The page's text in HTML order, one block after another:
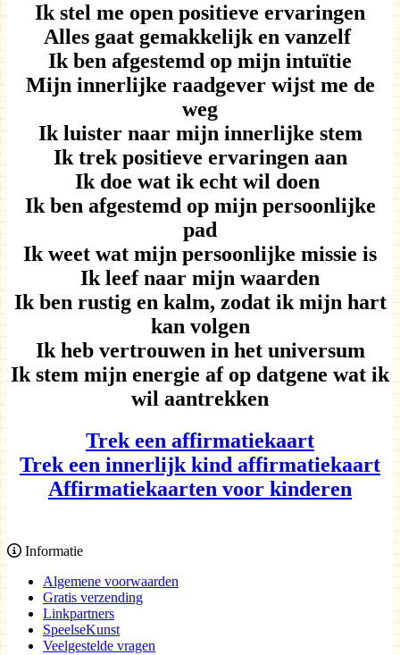
Ik stel me open positieve ervaringen
Alles gaat gemakkelijk en vanzelf
Ik ben afgestemd op mijn intuïtie
Mijn innerlijke raadgever wijst me de
weg
Ik luister naar mijn innerlijke stem
Ik trek positieve ervaringen aan
Ik doe wat ik echt wil doen
Ik ben afgestemd op mijn persoonlijke
pad
Ik weet wat mijn persoonlijke missie is
Ik leef naar mijn waarden
Ik ben rustig en kalm, zodat ik mijn hart
kan volgen
Ik heb vertrouwen in het universum
Ik stem mijn energie af op datgene wat ik
wil aantrekken
Trek een affirmatiekaart
Trek een innerlijk kind affirmatiekaart
Affirmatiekaarten voor kinderen
Informatie
Algemene voorwaarden
Gratis verzending
Linkpartners
SpeelseKunst
Veelgestelde vragen